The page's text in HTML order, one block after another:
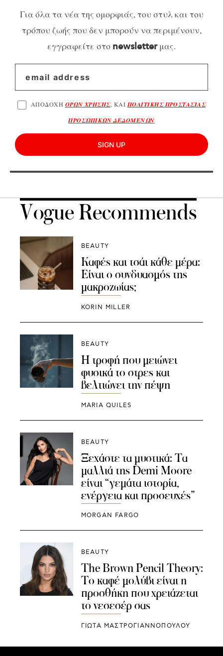
Για όλα τα νέα της ομορφιάς, του στυλ και του
τρόπου ζωής που δεν μπορούν να περιμένουν,
εγγραφείτε στο newsletterμας.
ΑΠΟΔΟΧΗ ΟΡΩΝ ΧΡΗΣΗΣ, ΚΑΙΠΟΛΙΤΙΚΗΣ ΠΡΟΣΤΑΣΙΑΣ
ΠΡΟΣΩΠΙΚΩΝ ΔΕΔΟΜΕΝΩΝ
SIGN UP
Vogue Recommends
BEAUTY
Καφές και τσάι κάθε μέρα:
Είναι ο συνδυασμός της
μακροζωίας;
KORIN MILLER
BEAUTY
Η τροφή που μειώνει
φυσικά το στρες και
βελτιώνει την πέψη
MARIA QUILES
BEAUTY
Ξεχάστε τα μυστικά: Τα
μαλλιά της Demi Moore
είναι “γεμάτα ιστορία,
ενέργεια και προσευχές”
MORGAN FARGO
BEAUTY
The Brown Pencil Theory:
Το καφέ μολύβι είναι η
προσθήκη που χρειάζεται
το νεσεσέρ σας
ΓΙΩΤΑ ΜΑΣΤΡΟΓΙΑΝΝΟΠΟΥΛΟΥ